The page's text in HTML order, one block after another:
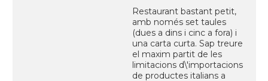
Restaurant bastant petit,
amb només set taules
(dues a dins i cinc a fora) i
una carta curta. Sap treure
el maxim partit de les
limitacions d\'importacions
de productes italians a